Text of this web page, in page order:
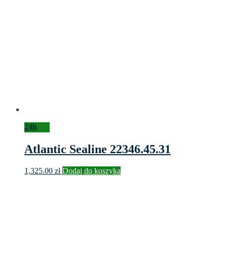
24h
Atlantic Sealine 22346.45.31
1,325.00 zł Dodaj do koszyka